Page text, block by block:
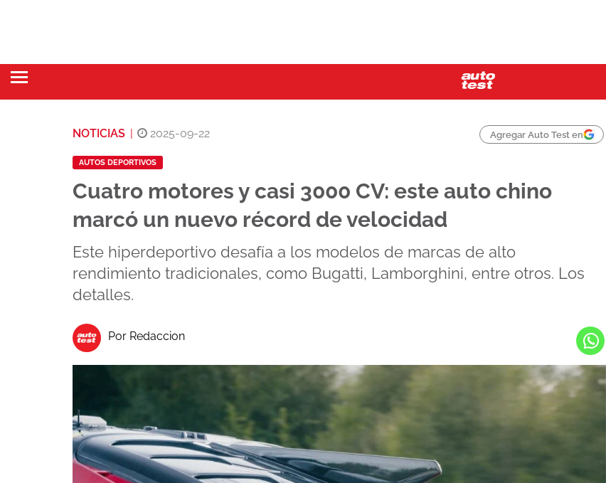
NOTICIAS 2025-09-22 Agregar Auto Test en
AUTOS DEPORTIVOS
Cuatro motores y casi 3000 CV: este auto chino
marcó un nuevo récord de velocidad
Este hiperdeportivo desafía a los modelos de marcas de alto
rendimiento tradicionales, como Bugatti, Lamborghini, entre otros. Los
detalles.
Por Redaccion